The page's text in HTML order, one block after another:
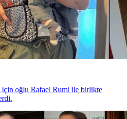
için oğlu Rafael Rumi ile birlikte